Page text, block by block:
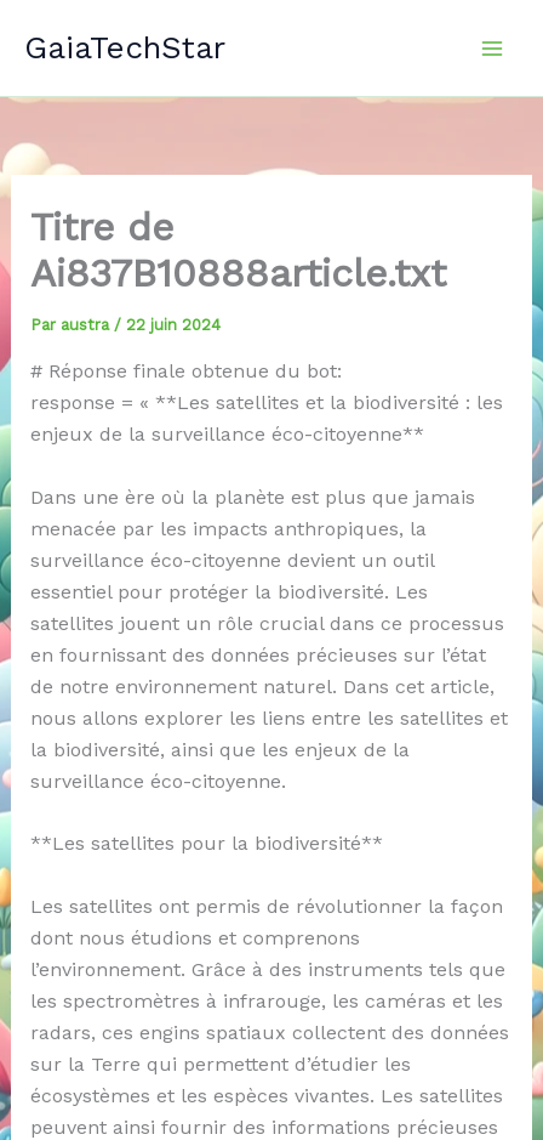
GaiaTechStar
Titre de
Ai837B10888article.txt
Par austra / 22 juin 2024
# Réponse finale obtenue du bot:
response = « **Les satellites et la biodiversité : les
enjeux de la surveillance éco-citoyenne**
Dans une ère où la planète est plus que jamais
menacée par les impacts anthropiques, la
surveillance éco-citoyenne devient un outil
essentiel pour protéger la biodiversité. Les
satellites jouent un rôle crucial dans ce processus
en fournissant des données précieuses sur l’état
de notre environnement naturel. Dans cet article,
nous allons explorer les liens entre les satellites et
la biodiversité, ainsi que les enjeux de la
surveillance éco-citoyenne.
**Les satellites pour la biodiversité**
Les satellites ont permis de révolutionner la façon
dont nous étudions et comprenons
l’environnement. Grâce à des instruments tels que
les spectromètres à infrarouge, les caméras et les
radars, ces engins spatiaux collectent des données
sur la Terre qui permettent d’étudier les
écosystèmes et les espèces vivantes. Les satellites
peuvent ainsi fournir des informations précieuses